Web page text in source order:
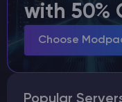
Affiliate
Manage
with 50%
Choose
Popular